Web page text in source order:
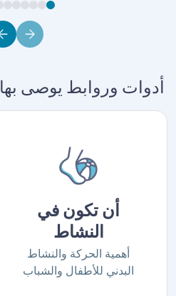
أدوات وروابط يوصى بها
أن تكون في
النشاط
أهمية الحركة والنشاط
البدني للأطفال والشباب